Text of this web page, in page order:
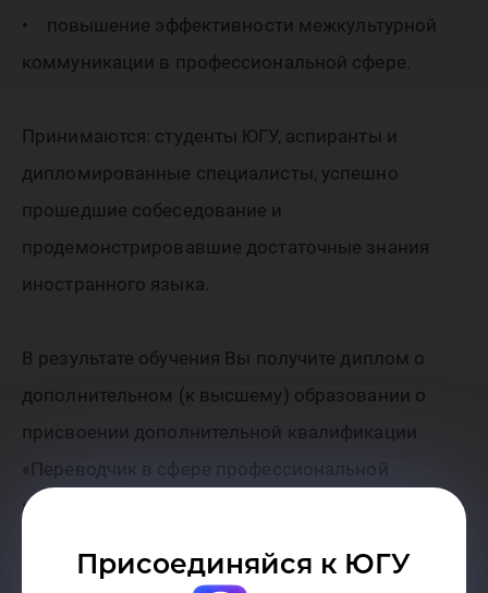
Присоединяйся к ЮГУ
• повышение эффективности межкультурной
коммуникации в профессиональной сфере.
Принимаются: студенты ЮГУ, аспиранты и
дипломированные специалисты, успешно
прошедшие собеседование и
продемонстрировавшие достаточные знания
иностранного языка.
В результате обучения Вы получите диплом о
дополнительном (к высшему) образовании о
присвоении дополнительной квалификации
«Переводчик в сфере профессиональной
коммуникации».
Студенты получают диплом после завершения